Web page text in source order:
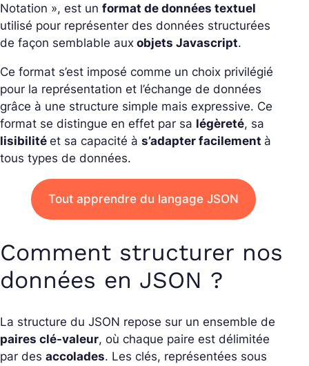
Notation », est un format de données textuel
utilisé pour représenter des données structurées
de façon semblable aux objets Javascript.
Ce format s’est imposé comme un choix privilégié
pour la représentation et l’échange de données
grâce à une structure simple mais expressive. Ce
format se distingue en effet par sa légèreté, sa
lisibilité et sa capacité à s’adapter facilement à
tous types de données.
Tout apprendre du langage JSON
Comment structurer nos
données en JSON ?
La structure du JSON repose sur un ensemble de
paires clé-valeur, où chaque paire est délimitée
par des accolades. Les clés, représentées sous